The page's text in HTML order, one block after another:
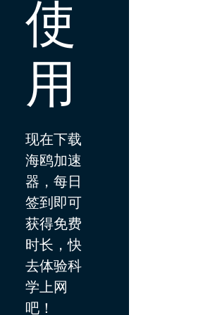
使
用
现在下载
海鸥加速
器，每日
签到即可
获得免费
时长，快
去体验科
学上网
吧！